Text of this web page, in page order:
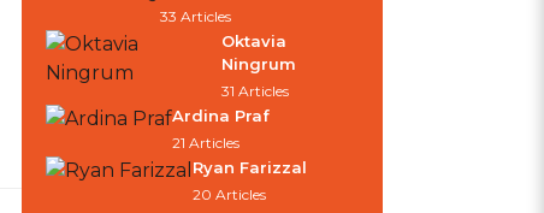
33 Articles
Oktavia
Ningrum
31 Articles
Ardina Praf
21 Articles
Ryan Farizzal
20 Articles